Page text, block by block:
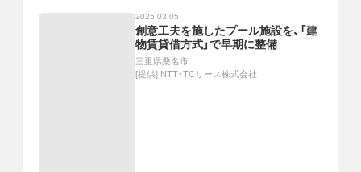
2025.03.05
創意工夫を施したプール施設を、「建
物賃貸借方式」で早期に整備
三重県桑名市
[提供] NTT・TCリース株式会社